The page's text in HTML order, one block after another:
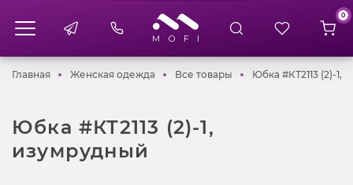
0
ГлавнаяГлавнаяЖенская одежда Женская одежда
Все товары Все товары
Юбка #КТ2113 (2)-1,
Юбка #КТ2113 (2)-1,
изумрудный